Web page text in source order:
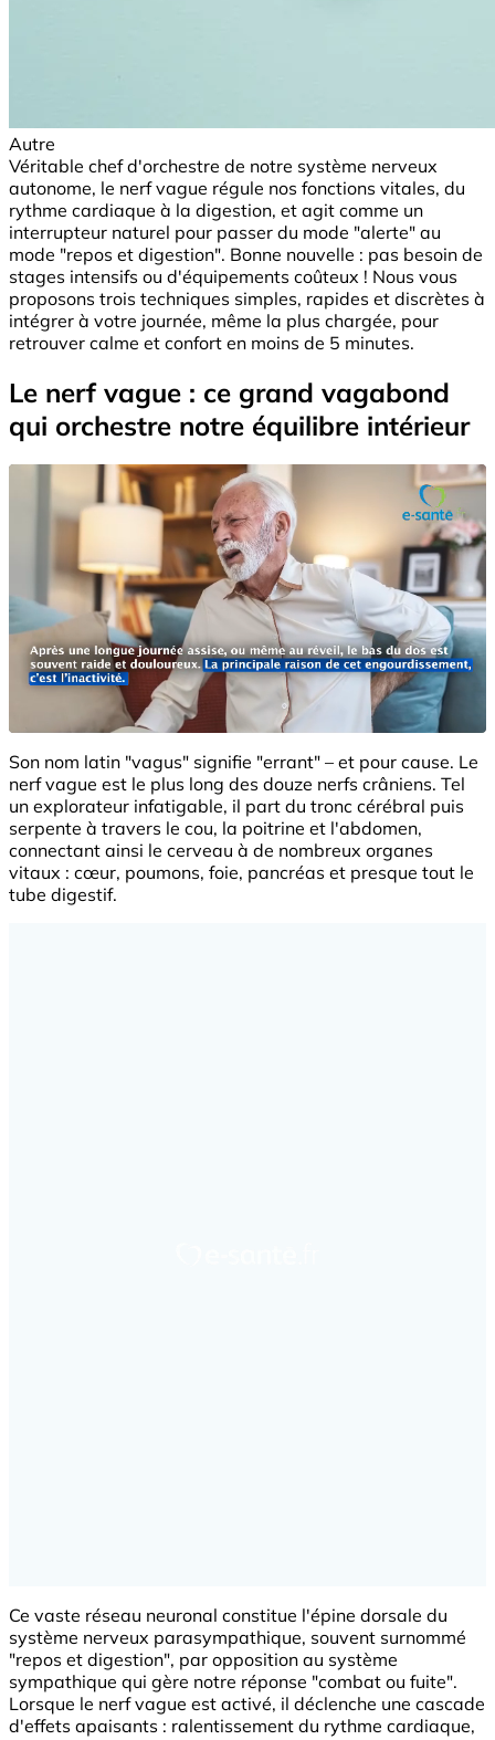
Autre
Véritable chef d'orchestre de notre système nerveux
autonome, le nerf vague régule nos fonctions vitales, du
rythme cardiaque à la digestion, et agit comme un
interrupteur naturel pour passer du mode "alerte" au
mode "repos et digestion". Bonne nouvelle : pas besoin de
stages intensifs ou d'équipements coûteux ! Nous vous
proposons trois techniques simples, rapides et discrètes à
intégrer à votre journée, même la plus chargée, pour
retrouver calme et confort en moins de 5 minutes.
Le nerf vague : ce grand vagabond
qui orchestre notre équilibre intérieur
Son nom latin "vagus" signifie "errant" – et pour cause. Le
nerf vague est le plus long des douze nerfs crâniens. Tel
un explorateur infatigable, il part du tronc cérébral puis
serpente à travers le cou, la poitrine et l'abdomen,
connectant ainsi le cerveau à de nombreux organes
vitaux : cœur, poumons, foie, pancréas et presque tout le
tube digestif.
Ce vaste réseau neuronal constitue l'épine dorsale du
système nerveux parasympathique, souvent surnommé
"repos et digestion", par opposition au système
sympathique qui gère notre réponse "combat ou fuite".
Lorsque le nerf vague est activé, il déclenche une cascade
d'effets apaisants : ralentissement du rythme cardiaque,